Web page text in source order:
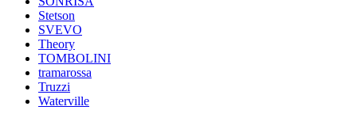
Stetson
SVEVO
Theory
TOMBOLINI
tramarossa
Truzzi
Waterville